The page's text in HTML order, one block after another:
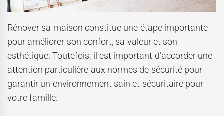
Rénover sa maison constitue une étape importante
pour améliorer son confort, sa valeur et son
esthétique. Toutefois, il est important d’accorder une
attention particulière aux normes de sécurité pour
garantir un environnement sain et sécuritaire pour
votre famille.